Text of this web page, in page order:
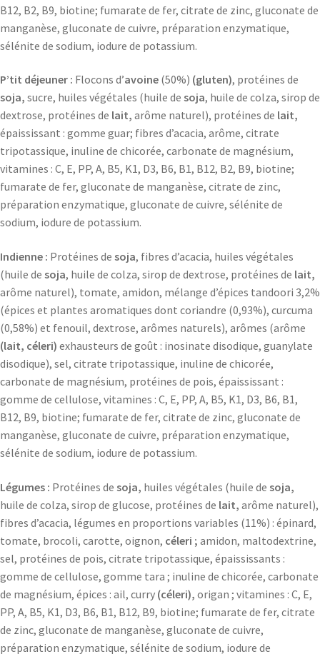
B12, B2, B9, biotine; fumarate de fer, citrate de zinc, gluconate de
manganèse, gluconate de cuivre, préparation enzymatique,
sélénite de sodium, iodure de potassium.
P’tit déjeuner : Flocons d’avoine (50%) (gluten), protéines de
soja, sucre, huiles végétales (huile de soja, huile de colza, sirop de
dextrose, protéines de lait, arôme naturel), protéines de lait,
épaississant : gomme guar; fibres d’acacia, arôme, citrate
tripotassique, inuline de chicorée, carbonate de magnésium,
vitamines : C, E, PP, A, B5, K1, D3, B6, B1, B12, B2, B9, biotine;
fumarate de fer, gluconate de manganèse, citrate de zinc,
préparation enzymatique, gluconate de cuivre, sélénite de
sodium, iodure de potassium.
Indienne : Protéines de soja, fibres d’acacia, huiles végétales
(huile de soja, huile de colza, sirop de dextrose, protéines de lait,
arôme naturel), tomate, amidon, mélange d’épices tandoori 3,2%
(épices et plantes aromatiques dont coriandre (0,93%), curcuma
(0,58%) et fenouil, dextrose, arômes naturels), arômes (arôme
(lait, céleri) exhausteurs de goût : inosinate disodique, guanylate
disodique), sel, citrate tripotassique, inuline de chicorée,
carbonate de magnésium, protéines de pois, épaississant :
gomme de cellulose, vitamines : C, E, PP, A, B5, K1, D3, B6, B1,
B12, B9, biotine; fumarate de fer, citrate de zinc, gluconate de
manganèse, gluconate de cuivre, préparation enzymatique,
sélénite de sodium, iodure de potassium.
Légumes : Protéines de soja, huiles végétales (huile de soja,
huile de colza, sirop de glucose, protéines de lait, arôme naturel),
fibres d’acacia, légumes en proportions variables (11%) : épinard,
tomate, brocoli, carotte, oignon, céleri ; amidon, maltodextrine,
sel, protéines de pois, citrate tripotassique, épaississants :
gomme de cellulose, gomme tara ; inuline de chicorée, carbonate
de magnésium, épices : ail, curry (céleri), origan ; vitamines : C, E,
PP, A, B5, K1, D3, B6, B1, B12, B9, biotine; fumarate de fer, citrate
de zinc, gluconate de manganèse, gluconate de cuivre,
préparation enzymatique, sélénite de sodium, iodure de